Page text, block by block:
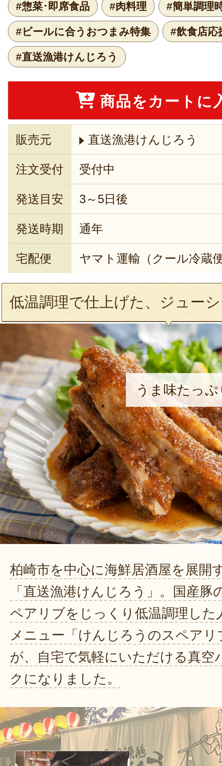
#惣菜･即席食品 #肉料理 #簡単調理
#ビールに合うおつまみ特集 #飲食店応
#直送漁港けんじろう
商品をカートに
販売元 直送漁港けんじろう
注文受付 受付中
発送目安 3～5日後
発送時期 通年
宅配便 ヤマト運輸（クール冷蔵
低温調理で仕上げた、ジュー
うま味たっ
柏崎市を中心に海鮮居酒屋を展開
「直送漁港けんじろう」。国産豚
ペアリブをじっくり低温調理した
メニュー「けんじろうのスペアリ
が、自宅で気軽にいただける真空
クになりました。